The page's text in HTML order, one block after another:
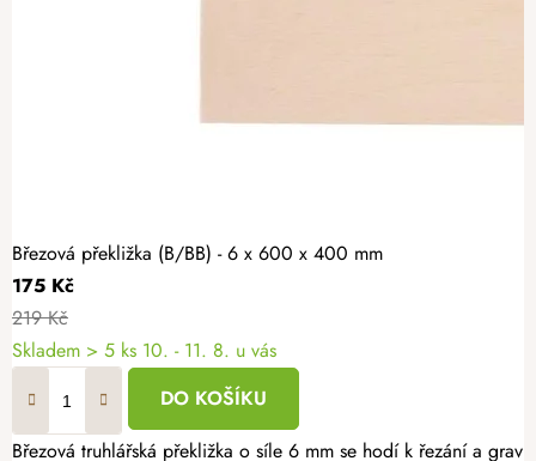
Březová překližka (B/BB) - 6 x 600 x 400 mm
175 Kč
219 Kč
Skladem > 5 ks 10. - 11. 8. u vás
DO KOŠÍKU
Březová truhlářská překližka o síle 6 mm se hodí k řezání a